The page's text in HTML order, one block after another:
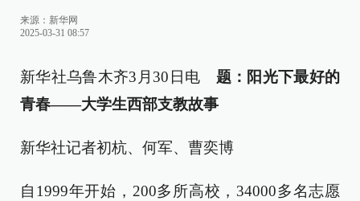
来源： 新华网
2025-03-31 08:57
新华社乌鲁木齐3月30日电 题：阳光下最好的
青春——大学生西部支教故事
新华社记者初杭、何军、曹奕博
自1999年开始，200多所高校，34000多名志愿